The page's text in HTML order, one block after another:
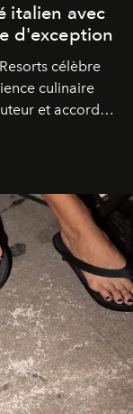
italien avec
d'exception
célèbre
culinaire
et accords